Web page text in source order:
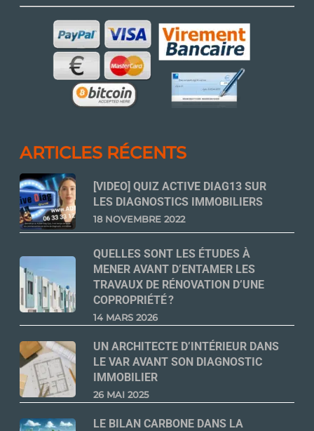
ARTICLES RÉCENTS
[VIDEO] QUIZ ACTIVE DIAG13 SUR
LES DIAGNOSTICS IMMOBILIERS
18 NOVEMBRE 2022
QUELLES SONT LES ÉTUDES À
MENER AVANT D’ENTAMER LES
TRAVAUX DE RÉNOVATION D’UNE
COPROPRIÉTÉ ?
14 MARS 2026
UN ARCHITECTE D’INTÉRIEUR DANS
LE VAR AVANT SON DIAGNOSTIC
IMMOBILIER
26 MAI 2025
LE BILAN CARBONE DANS LA